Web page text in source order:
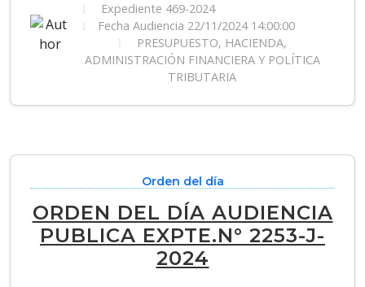
Expediente 469-2024
Fecha Audiencia 22/11/2024 14:00:00
PRESUPUESTO, HACIENDA,
ADMINISTRACIÓN FINANCIERA Y POLÍTICA
TRIBUTARIA
Orden del día
ORDEN DEL DÍA AUDIENCIA
PUBLICA EXPTE.N° 2253-J-
2024